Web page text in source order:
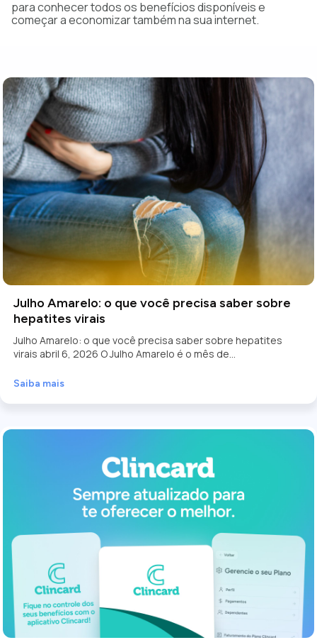
para conhecer todos os benefícios disponíveis e
começar a economizar também na sua internet.
Julho Amarelo: o que você precisa saber sobre
hepatites virais
Julho Amarelo: o que você precisa saber sobre hepatites
virais abril 6, 2026 O Julho Amarelo é o mês de...
Saiba mais